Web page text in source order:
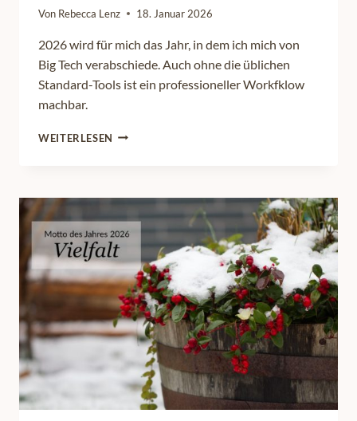
Von Rebecca Lenz 18. Januar 2026
2026 wird für mich das Jahr, in dem ich mich von
Big Tech verabschiede. Auch ohne die üblichen
Standard-Tools ist ein professioneller Workfklow
machbar.
WEITERLESEN GOODBYE
MEINE
WICHTIGSTEN
TOOLS
ALS
KATZEN-
UND
BUSINESS-
FOTOGRAFIN